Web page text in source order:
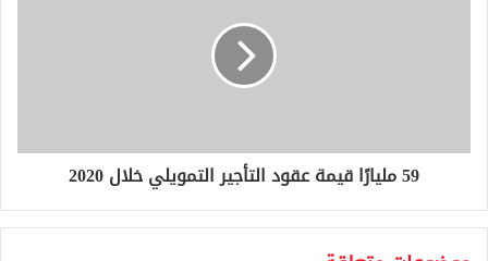
59 مليارًا قيمة عقود التأجير التمويلي خلال 2020